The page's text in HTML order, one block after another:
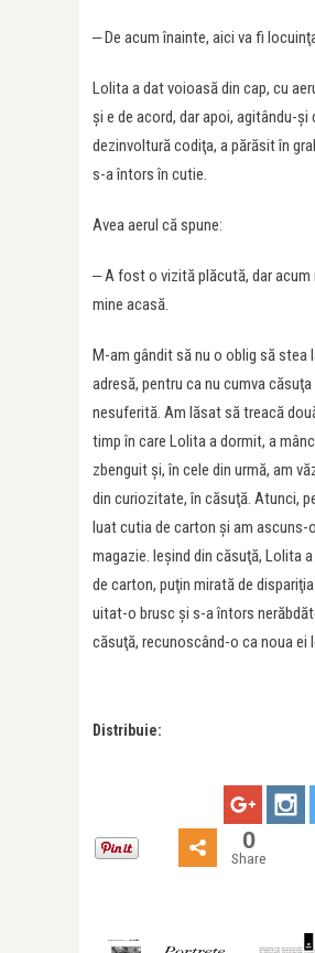
‒ De acum înainte, aici va fi
Lolita a dat voioasă din cap, cu
şi e de acord, dar apoi, agitându-şi
dezinvoltură codiţa, a părăsit în
s-a întors în cutie.
Avea aerul că spune:
‒ A fost o vizită plăcută, dar acum
mine acasă.
M-am gândit să nu o oblig să stea
adresă, pentru ca nu cumva
nesuferită. Am lăsat să treacă
timp în care Lolita a dormit, a
zbenguit şi, în cele din urmă, am
din curiozitate, în căsuţă. Atunci,
luat cutia de carton şi am ascuns-
magazie. Ieşind din căsuţă, Lolita
de carton, puţin mirată de
uitat-o brusc şi s-a întors
căsuţă, recunoscând-o ca noua ei
Distribuie:
0
Share